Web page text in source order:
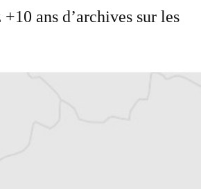
ans d’archives sur les